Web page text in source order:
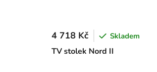
TV stolek Nord II
4 718 Kč Skladem